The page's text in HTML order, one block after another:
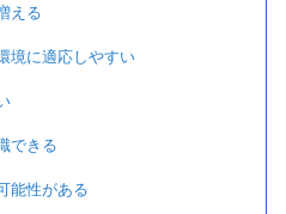
える
境に適応しやすい
できる
能性がある